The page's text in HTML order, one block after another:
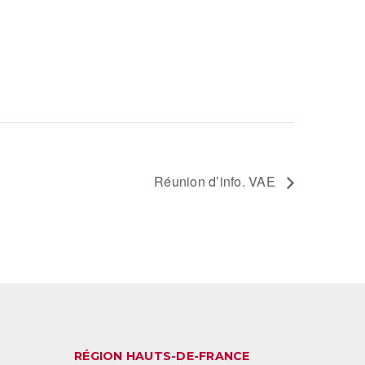
Réunion d’info. VAE
RÉGION HAUTS-DE-FRANCE